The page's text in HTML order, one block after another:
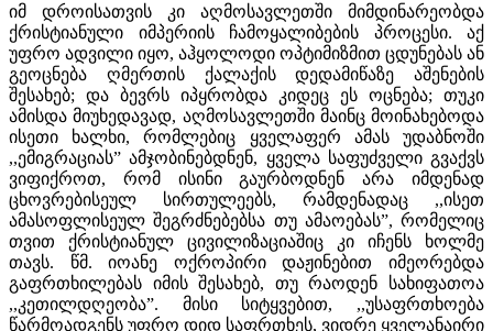
იმ დროისათვის კი აღმოსავლეთში მიმდინარეობდა
ქრისტიანული იმპერიის ჩამოყალიბების პროცესი. აქ
უფრო ადვილი იყო, აჰყოლოდი ოპტიმიზმით ცდუნებას ან
გეოცნება ღმერთის ქალაქის დედამიწაზე აშენების
შესახებ; და ბევრს იპყრობდა კიდეც ეს ოცნება; თუკი
ამისდა მიუხედავად, აღმოსავლეთში მაინც მოინახებოდა
ისეთი ხალხი, რომლებიც ყველაფერ ამას უდაბნოში
,,ემიგრაციას” ამჯობინებდნენ, ყველა საფუძველი გვაქვს
ვიფიქროთ, რომ ისინი გაურბოდნენ არა იმდენად
ცხოვრებისეულ სირთულეებს, რამდენადაც ,,ისეთ
ამასოფლისეულ შეგრძნებებსა თუ ამაოებას”, რომელიც
თვით ქრისტიანულ ცივილიზაციაშიც კი იჩენს ხოლმე
თავს. წმ. იოანე ოქროპირი დაჟინებით იმეორებდა
გაფრთხილებას იმის შესახებ, თუ რაოდენ სახიფათოა
,,კეთილდღეობა”. მისი სიტყვებით, ,,უსაფრთხოება
წარმოადგენს უფრო დიდ საფრთხეს, ვიდრე ყველანაირი